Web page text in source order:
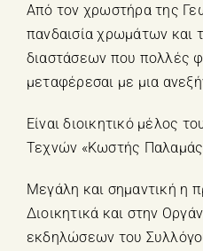
Από τον χρωστήρα της
πανδαισία χρωμάτων και
διαστάσεων που πολλές
μεταφέρεσαι με μια
Είναι διοικητικό μέλος
Τεχνών «Κωστής
Μεγάλη και σημαντική η
Διοικητικά και στην
εκδηλώσεων του